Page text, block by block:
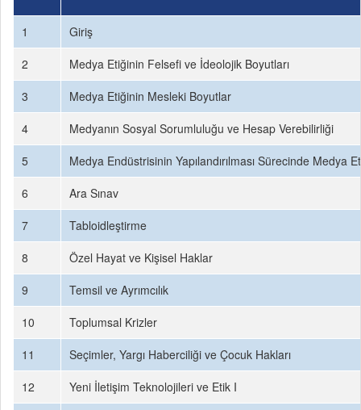
1
Giriş
2
Medya Etiğinin Felsefi ve İdeolojik Boyutları
3
Medya Etiğinin Mesleki Boyutlar
4
Medyanın Sosyal Sorumluluğu ve Hesap Verebilirliği
5
Medya Endüstrisinin Yapılandırılması Sürecinde Medya
6
Ara Sınav
7
Tabloidleştirme
8
Özel Hayat ve Kişisel Haklar
9
Temsil ve Ayrımcılık
10
Toplumsal Krizler
11
Seçimler, Yargı Haberciliği ve Çocuk Hakları
12
Yeni İletişim Teknolojileri ve Etik I